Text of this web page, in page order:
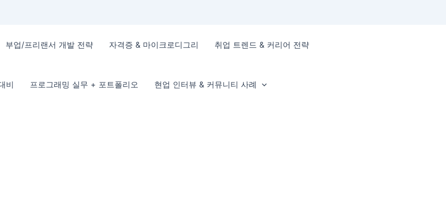
부업/프리랜서 개발 전략 자격증 & 마이크로디그리 취업 트렌드 & 커리어 전략
비 프로그래밍 실무 + 포트폴리오 현업 인터뷰 & 커뮤니티 사례